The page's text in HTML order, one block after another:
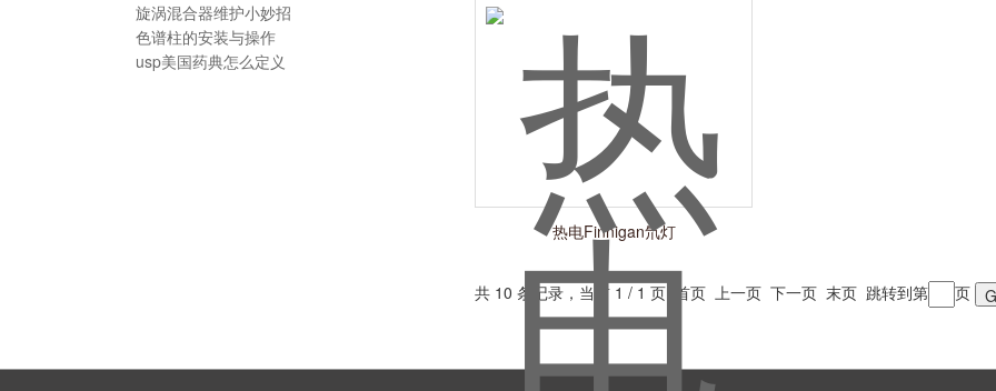
旋涡混合器维护小妙招
色谱柱的安装与操作
usp美国药典怎么定义
热电Finnigan氘灯
共 10 条记录，当前 1 / 1 页 首页 上一页 下一页 末页 跳转到第 页